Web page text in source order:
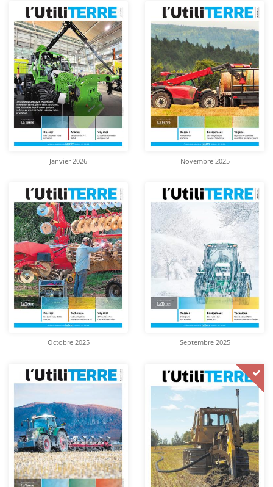
Janvier 2026 Novembre 2025
Octobre 2025 Septembre 2025